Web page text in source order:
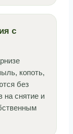
с
копоть,
без
на снятие и